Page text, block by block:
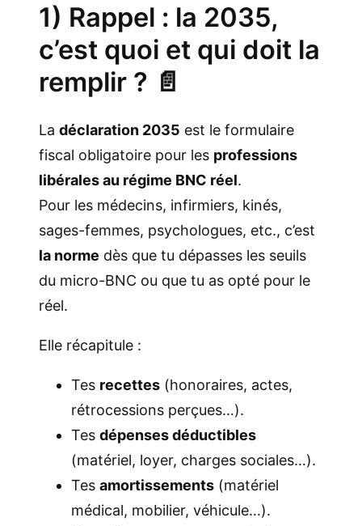
1) Rappel : la 2035,
c’est quoi et qui doit la
remplir ? 📄
La déclaration 2035 est le formulaire
fiscal obligatoire pour les professions
libérales au régime BNC réel.
Pour les médecins, infirmiers, kinés,
sages-femmes, psychologues, etc., c’est
la norme dès que tu dépasses les seuils
du micro-BNC ou que tu as opté pour le
réel.
Elle récapitule :
Tes recettes (honoraires, actes,
rétrocessions perçues…).
Tes dépenses déductibles
(matériel, loyer, charges sociales…).
Tes amortissements (matériel
médical, mobilier, véhicule…).